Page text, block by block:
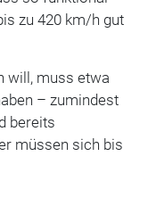
zu 420 km/h gut
will, muss etwa
– zumindest
bereits
müssen sich bis